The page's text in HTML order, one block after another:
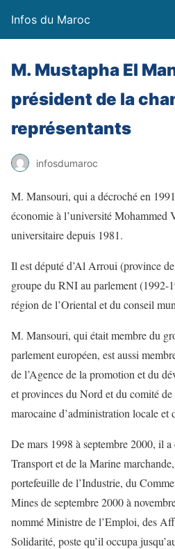
Infos du Maroc
M. Mustapha El
président de la
représentants
infosdumaroc
M. Mansouri, qui a décroché en
économie à l’université Mohammed
universitaire depuis 1981.
Il est député d’Al Arroui (province
groupe du RNI au parlement (1992-
région de l’Oriental et du conseil
M. Mansouri, qui était membre du
parlement européen, est aussi
de l’Agence de la promotion et du
et provinces du Nord et du comité
marocaine d’administration locale et
De mars 1998 à septembre 2000, il
Transport et de la Marine
portefeuille de l’Industrie, du
Mines de septembre 2000 à
nommé Ministre de l’Emploi, des
Solidarité, poste qu’il occupa